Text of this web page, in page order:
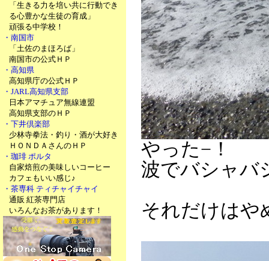
「生きる力を培い共に行動でき
る心豊かな生徒の育成」
頑張る中学校！
・南国市
「土佐のまほろば」
南国市の公式ＨＰ
・高知県
高知県庁の公式ＨＰ
・JARL高知県支部
日本アマチュア無線連盟
高知県支部のＨＰ
・下井倶楽部
少林寺拳法・釣り・酒が大好き
ＨＯＮＤＡさんのＨＰ
・珈琲 ポルタ
自家焙煎の美味しいコーヒー
カフェもいい感じ♪
・茶専科 ティチャイチャイ
通販 紅茶専門店
いろんなお茶があります！
やった−！
波でバシャバ
それだけはや